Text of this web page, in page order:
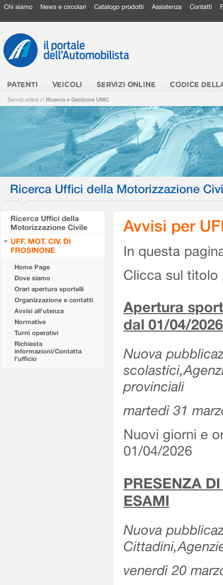
Chi siamo News e circolari Catalogo prodotti Assistenza Contatti
PATENTI VEICOLI SERVIZI ONLINE CODICE
Servizi online // Ricerca e Gestione UMC
Ricerca Uffici della Motorizzazione
Ricerca Uffici della
Motorizzazione Civile
UFF. MOT. CIV. DI
FROSINONE
Home Page
Dove siamo
Orari apertura sportelli
Organizzazione e contatti
Avvisi all'utenza
Normative
Turni operativi
Richiesta
informazioni/Contatta
l'ufficio
Avvisi per
In questa
Clicca sul titolo
Apertura
dal 01/04/2026
Nuova
provinciali
martedì 31
Nuovi giorni e
01/04/2026
PRESENZA
ESAMI
Nuova
venerdì 20